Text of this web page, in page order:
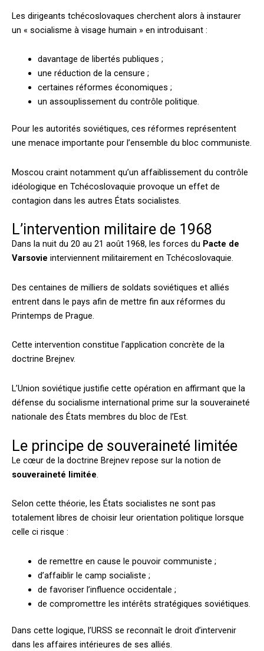
Les dirigeants tchécoslovaques cherchent alors à instaurer
un « socialisme à visage humain » en introduisant :
davantage de libertés publiques ;
une réduction de la censure ;
certaines réformes économiques ;
un assouplissement du contrôle politique.
Pour les autorités soviétiques, ces réformes représentent
une menace importante pour l’ensemble du bloc communiste.
Moscou craint notamment qu’un affaiblissement du contrôle
idéologique en Tchécoslovaquie provoque un effet de
contagion dans les autres États socialistes.
L’intervention militaire de 1968
Dans la nuit du 20 au 21 août 1968, les forces du Pacte de
Varsovie interviennent militairement en Tchécoslovaquie.
Des centaines de milliers de soldats soviétiques et alliés
entrent dans le pays afin de mettre fin aux réformes du
Printemps de Prague.
Cette intervention constitue l’application concrète de la
doctrine Brejnev.
L’Union soviétique justifie cette opération en affirmant que la
défense du socialisme international prime sur la souveraineté
nationale des États membres du bloc de l’Est.
Le principe de souveraineté limitée
Le cœur de la doctrine Brejnev repose sur la notion de
souveraineté limitée
Selon cette théorie, les États socialistes ne sont pas
totalement libres de choisir leur orientation politique lorsque
celle ci risque :
de remettre en cause le pouvoir communiste ;
d’affaiblir le camp socialiste ;
de favoriser l’influence occidentale ;
de compromettre les intérêts stratégiques soviétiques.
Dans cette logique, l’URSS se reconnaît le droit d’intervenir
dans les affaires intérieures de ses alliés.